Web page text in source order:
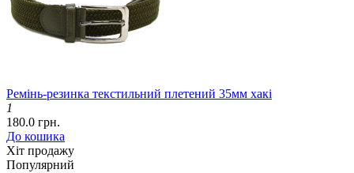
Ремінь-резинка текстильний плетений 35мм хакі
1
180.0 грн.
До кошика
Хіт продажу
Популярний